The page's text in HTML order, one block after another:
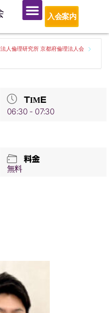
入会案内
人倫理研究所 京都府倫理法人会
TIME
06:30 - 07:30
料金
無料